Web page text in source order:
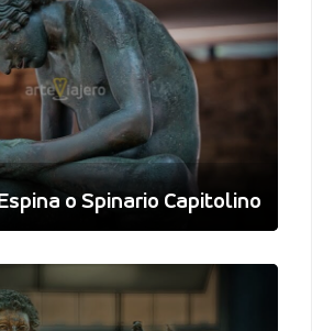
o Spinario Capitolino